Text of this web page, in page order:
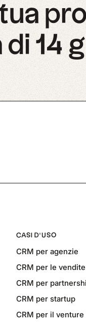
14
CASI D'USO
CRM per agenzie
CRM per le vendite
CRM per
CRM per startup
CRM per il venture